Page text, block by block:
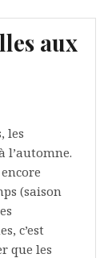
aux
les
l’automne.
(saison
c’est
que les